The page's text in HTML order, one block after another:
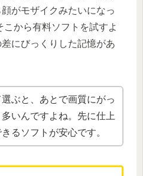
がモザイクみたいになっ
から有料ソフトを試すよ
にびっくりした記憶があ
ぶと、あとで画質にがっ
いんですよね。先に仕上
るソフトが安心です。